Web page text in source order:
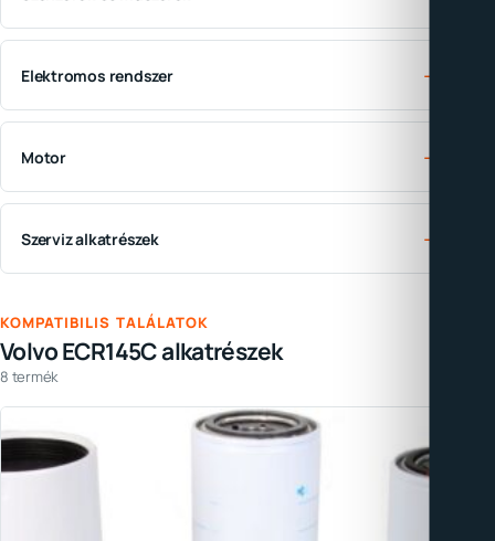
Elektromos rendszer →
Motor →
Szerviz alkatrészek →
KOMPATIBILIS TALÁLATOK
Volvo ECR145C alkatrészek
8 termék